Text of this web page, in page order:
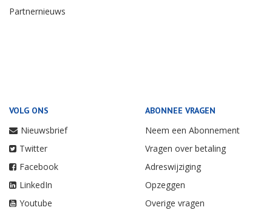
Partnernieuws
VOLG ONS
Nieuwsbrief
Twitter
Facebook
LinkedIn
Youtube
ABONNEE VRAGEN
Neem een Abonnement
Vragen over betaling
Adreswijziging
Opzeggen
Overige vragen